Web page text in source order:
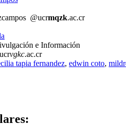
@ucrmqzk.ac.cr
e Información
vgkc.ac.cr
tapia fernandez, edwin coto,